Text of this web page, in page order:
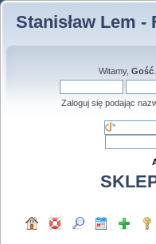
Stanisław Lem -
Witamy, Gość.
Zaloguj się podając